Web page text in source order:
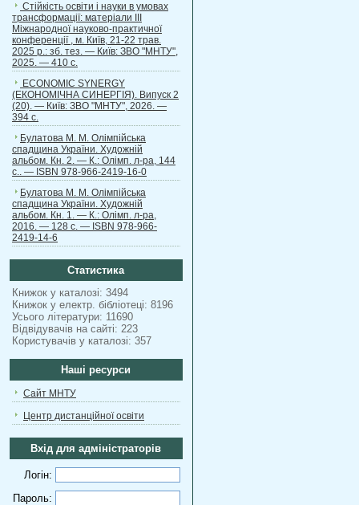
Стійкість освіти і науки в умовах
трансформації: матеріали ІІІ
Міжнародної науково-практичної
конференції , м. Київ, 21-22 трав.
2025 р.: зб. тез. — Київ: ЗВО "МНТУ",
2025. — 410 с.
ECONOMIC SYNERGY
(ЕКОНОМІЧНА СИНЕРГІЯ). Випуск 2
(20). — Київ: ЗВО "МНТУ", 2026. —
394 с.
Булатова М. М. Олімпійська
спадщина України. Художній
альбом. Кн. 2. — К.: Олімп. л-ра, 144
с.. — ISBN 978-966-2419-16-0
Булатова М. М. Олімпійська
спадщина України. Художній
альбом. Кн. 1. — К.: Олімп. л-ра,
2016. — 128 с. — ISBN 978-966-
2419-14-6
Статистика
Книжок у каталозі: 3494
Книжок у електр. бібліотеці: 8196
Усього літератури: 11690
Відвідувачів на сайті: 223
Користувачів у каталозі: 357
Наші ресурси
Сайт МНТУ
Центр дистанційної освіти
Вхід для адміністраторів
Логін:
Пароль: